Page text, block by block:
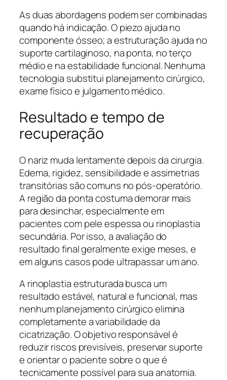
As duas abordagens podem ser combinadas
quando há indicação. O piezo ajuda no
componente ósseo; a estruturação ajuda no
suporte cartilaginoso, na ponta, no terço
médio e na estabilidade funcional. Nenhuma
tecnologia substitui planejamento cirúrgico,
exame físico e julgamento médico.
Resultado e tempo de
recuperação
O nariz muda lentamente depois da cirurgia.
Edema, rigidez, sensibilidade e assimetrias
transitórias são comuns no pós-operatório.
A região da ponta costuma demorar mais
para desinchar, especialmente em
pacientes com pele espessa ou rinoplastia
secundária. Por isso, a avaliação do
resultado final geralmente exige meses, e
em alguns casos pode ultrapassar um ano.
A rinoplastia estruturada busca um
resultado estável, natural e funcional, mas
nenhum planejamento cirúrgico elimina
completamente a variabilidade da
cicatrização. O objetivo responsável é
reduzir riscos previsíveis, preservar suporte
e orientar o paciente sobre o que é
tecnicamente possível para sua anatomia.